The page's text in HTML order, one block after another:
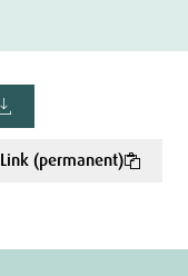
Link (permanent)